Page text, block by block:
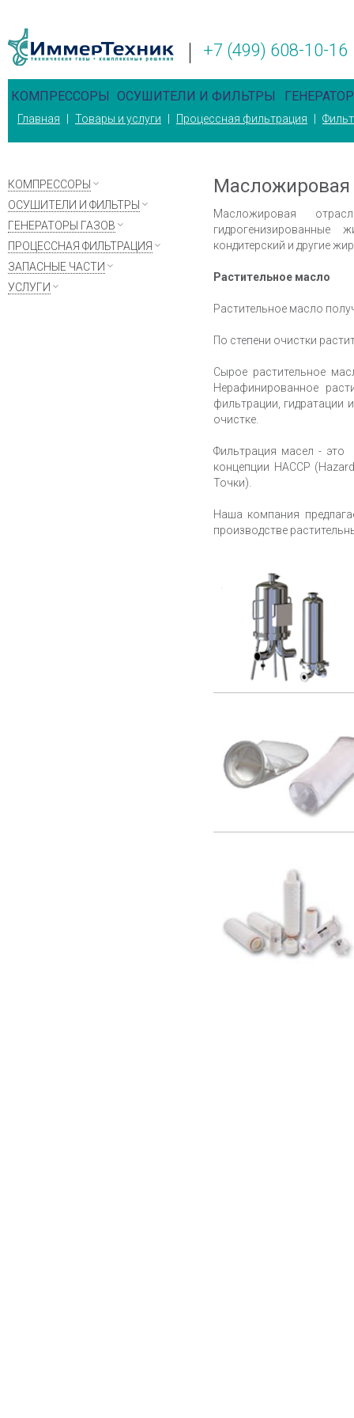
+7 (499) 608-10-16
КОМПРЕССОРЫ ОСУШИТЕЛИ И ФИЛЬТРЫ
Главная Товары и услуги Процессная фильтрация
КОМПРЕССОРЫ
ОСУШИТЕЛИ И ФИЛЬТРЫ
ГЕНЕРАТОРЫ ГАЗОВ
ПРОЦЕССНАЯ ФИЛЬТРАЦИЯ
ЗАПАСНЫЕ ЧАСТИ
УСЛУГИ
Масложировая
Масложировая
кондитерский и другие
Растительное масло
Растительное масло
По степени очистки
Сырое растительное
Нерафинированное
фильтрации, гидратации
очистке.
Фильтрация масел - это
концепции НАССР
Точки).
Наша компания
производстве